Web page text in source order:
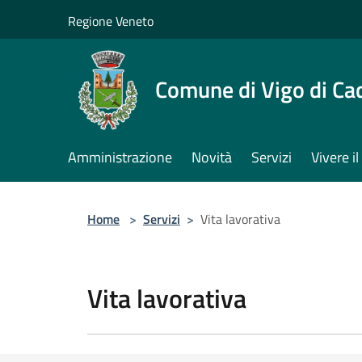
Regione Veneto
Comune di Vigo di
Amministrazione Novità Servizi Vivere
Home > Servizi > Vita lavorativa
Vita lavorativa